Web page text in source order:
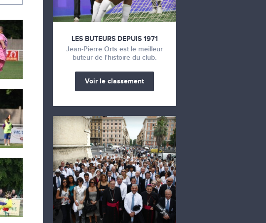
LES BUTEURS DEPUIS 1971
Jean-Pierre Orts est le meilleur
buteur de l'histoire du club.
Voir le classement